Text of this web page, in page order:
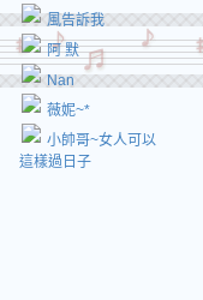
風告訴我
阿 默
Nan
薇妮~*
小帥哥~女人可以
這樣過日子